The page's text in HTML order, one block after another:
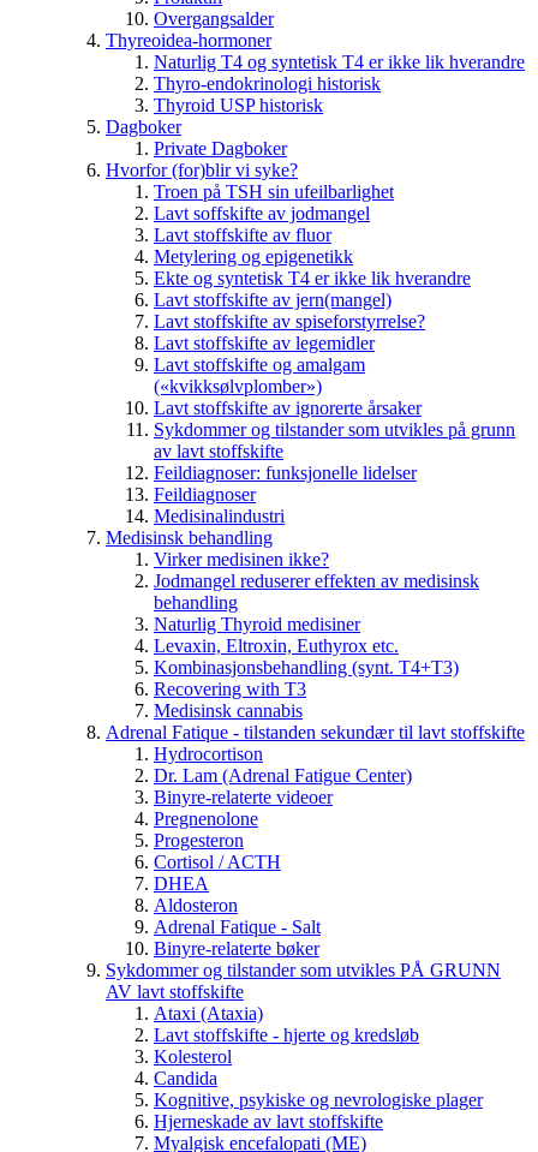
Overgangsalder
Thyreoidea-hormoner
Naturlig T4 og syntetisk T4 er ikke lik hverandre
Thyro-endokrinologi historisk
Thyroid USP historisk
Dagboker
Private Dagboker
Hvorfor (for)blir vi syke?
Troen på TSH sin ufeilbarlighet
Lavt soffskifte av jodmangel
Lavt stoffskifte av fluor
Metylering og epigenetikk
Ekte og syntetisk T4 er ikke lik hverandre
Lavt stoffskifte av jern(mangel)
Lavt stoffskifte av spiseforstyrrelse?
Lavt stoffskifte av legemidler
Lavt stoffskifte og amalgam
(«kvikksølvplomber»)
Lavt stoffskifte av ignorerte årsaker
Sykdommer og tilstander som utvikles på grunn
av lavt stoffskifte
Feildiagnoser: funksjonelle lidelser
Feildiagnoser
Medisinalindustri
Medisinsk behandling
Virker medisinen ikke?
Jodmangel reduserer effekten av medisinsk
behandling
Naturlig Thyroid medisiner
Levaxin, Eltroxin, Euthyrox etc.
Kombinasjonsbehandling (synt. T4+T3)
Recovering with T3
Medisinsk cannabis
Adrenal Fatique - tilstanden sekundær til lavt stoffskifte
Hydrocortison
Dr. Lam (Adrenal Fatigue Center)
Binyre-relaterte videoer
Pregnenolone
Progesteron
Cortisol / ACTH
DHEA
Aldosteron
Adrenal Fatique - Salt
Binyre-relaterte bøker
Sykdommer og tilstander som utvikles PÅ GRUNN
AV lavt stoffskifte
Ataxi (Ataxia)
Lavt stoffskifte - hjerte og kredsløb
Kolesterol
Candida
Kognitive, psykiske og nevrologiske plager
Hjerneskade av lavt stoffskifte
Myalgisk encefalopati (ME)